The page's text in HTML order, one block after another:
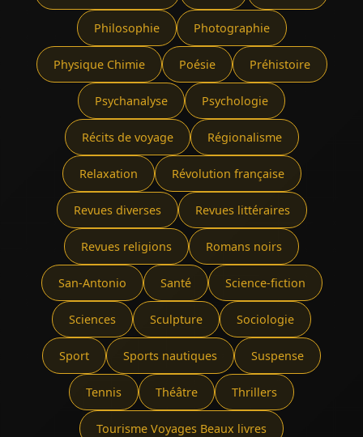
Philosophie Photographie
Physique Chimie Poésie Préhistoire
Psychanalyse Psychologie
Récits de voyage Régionalisme
Relaxation Révolution française
Revues diverses Revues littéraires
Revues religions Romans noirs
San-Antonio Santé Science-fiction
Sciences Sculpture Sociologie
Sport Sports nautiques Suspense
Tennis Théâtre Thrillers
Tourisme Voyages Beaux livres